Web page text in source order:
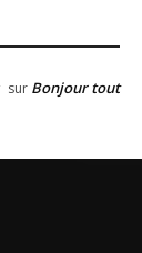
sur Bonjour tout